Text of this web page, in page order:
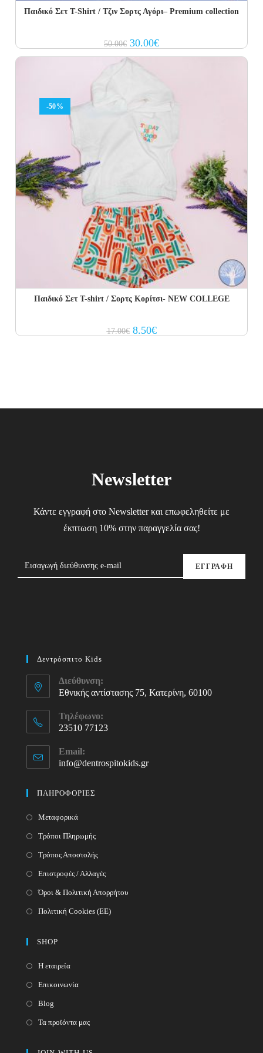
Παιδικό Σετ T-Shirt / Τζιν Σορτς Αγόρι– Premium collection
50.00€ Original
price
was:
30.00€Current
price
is:
-50%
Παιδικό Σετ T-shirt / Σορτς Κορίτσι- NEW COLLEGE
17.00€ Original
price
8.50€Current
price
Newsletter
Κάντε εγγραφή στο Newsletter και επωφεληθείτε με
έκπτωση 10% στην παραγγελία σας!
ΕΓΓΡΑΦΗ
Δεντρόσπιτο Kids
Διεύθυνση:
Εθνικής αντίστασης 75, Κατερίνη, 60100
Τηλέφωνο:
23510 77123
in
your
Email:
info@dentrospitokids.grOpens
ΠΛΗΡΟΦΟΡΙΕΣ
Μεταφορικά
Τρόποι Πληρωμής
Τρόπος Αποστολής
Επιστροφές / Αλλαγές
Όροι & Πολιτική Απορρήτου
Πολιτική Cookies (ΕΕ)
SHOP
Η εταιρεία
Επικοινωνία
Blog
Τα προϊόντα μας